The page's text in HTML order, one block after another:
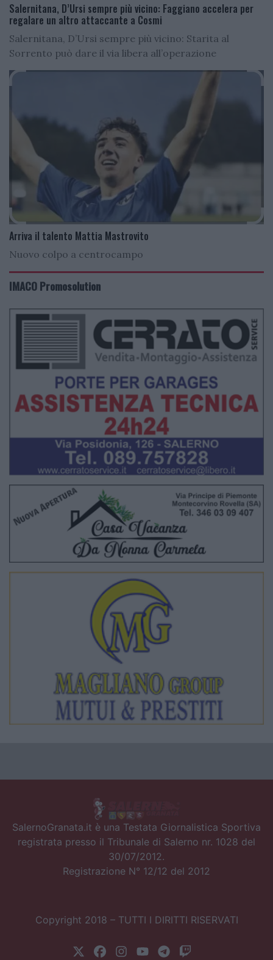
Salernitana, D’Ursi sempre più vicino: Faggiano accelera per
regalare un altro attaccante a Cosmi
Salernitana, D’Ursi sempre più vicino: Starita al
Sorrento può dare il via libera all’operazione
Arriva il talento Mattia Mastrovito
Nuovo colpo a centrocampo
IMACO Promosolution
SalernoGranata.it è una Testata Giornalistica Sportiva
registrata presso il Tribunale di Salerno nr. 1028 del
30/07/2012.
Registrazione N° 12/12 del 2012
Copyright 2018 – TUTTI I DIRITTI RISERVATI